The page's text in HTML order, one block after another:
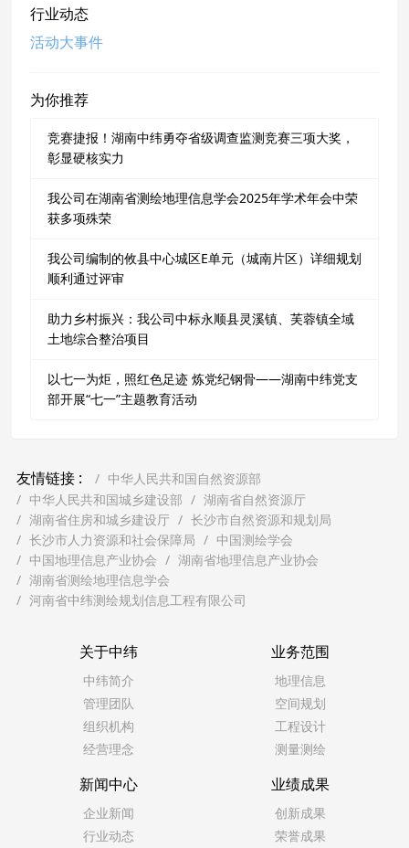
行业动态
活动大事件
为你推荐
竞赛捷报！湖南中纬勇夺省级调查监测竞赛三项大奖，
彰显硬核实力
我公司在湖南省测绘地理信息学会2025年学术年会中荣
获多项殊荣
我公司编制的攸县中心城区E单元（城南片区）详细规划
顺利通过评审
助力乡村振兴：我公司中标永顺县灵溪镇、芙蓉镇全域
土地综合整治项目
以七一为炬，照红色足迹 炼党纪钢骨——湖南中纬党支
部开展“七一”主题教育活动
友情链接 :
中华人民共和国自然资源部
中华人民共和国城乡建设部
湖南省自然资源厅
湖南省住房和城乡建设厅
长沙市自然资源和规划局
长沙市人力资源和社会保障局
中国测绘学会
中国地理信息产业协会
湖南省地理信息产业协会
湖南省测绘地理信息学会
河南省中纬测绘规划信息工程有限公司
关于中纬
中纬简介
管理团队
组织机构
经营理念
业务范围
地理信息
空间规划
工程设计
测量测绘
新闻中心
企业新闻
行业动态
业绩成果
创新成果
荣誉成果